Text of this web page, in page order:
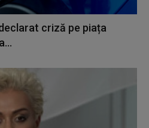
criză pe piața